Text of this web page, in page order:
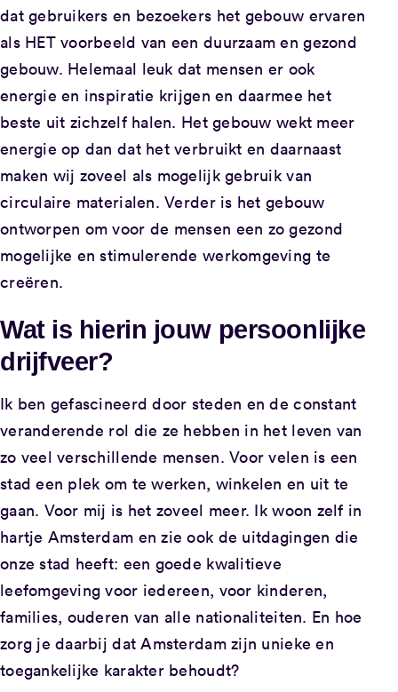
dat gebruikers en bezoekers het gebouw ervaren
als HET voorbeeld van een duurzaam en gezond
gebouw. Helemaal leuk dat mensen er ook
energie en inspiratie krijgen en daarmee het
beste uit zichzelf halen. Het gebouw wekt meer
energie op dan dat het verbruikt en daarnaast
maken wij zoveel als mogelijk gebruik van
circulaire materialen. Verder is het gebouw
ontworpen om voor de mensen een zo gezond
mogelijke en stimulerende werkomgeving te
creëren.
Wat is hierin jouw persoonlijke
drijfveer?
Ik ben gefascineerd door steden en de constant
veranderende rol die ze hebben in het leven van
zo veel verschillende mensen. Voor velen is een
stad een plek om te werken, winkelen en uit te
gaan. Voor mij is het zoveel meer. Ik woon zelf in
hartje Amsterdam en zie ook de uitdagingen die
onze stad heeft: een goede kwalitieve
leefomgeving voor iedereen, voor kinderen,
families, ouderen van alle nationaliteiten. En hoe
zorg je daarbij dat Amsterdam zijn unieke en
toegankelijke karakter behoudt?